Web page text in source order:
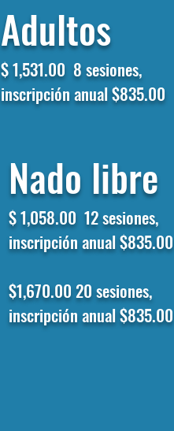
Adultos
$ 1,531.00 8sesiones,
inscripción anual $835.00
Nado libre
$ 1,058.00 12 sesiones,
inscripción anual $835.00
$1,670.0020 sesiones,
inscripción anual $835.00